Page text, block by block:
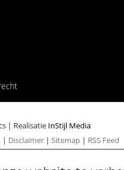
| Realisatie InStijl Media
| Disclaimer | Sitemap | RSS Feed